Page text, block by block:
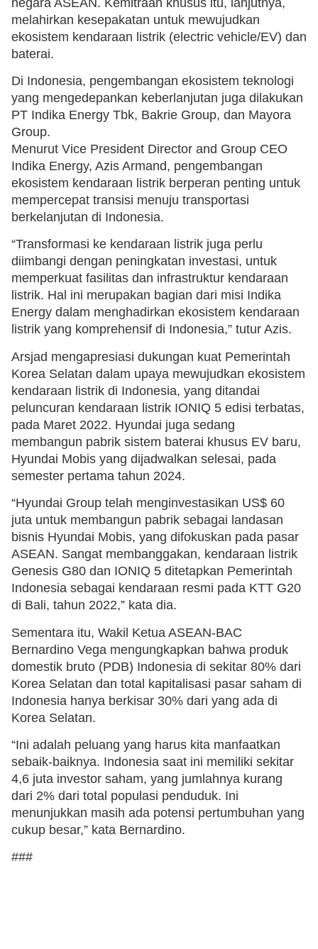
melahirkan kesepakatan untuk mewujudkan
ekosistem kendaraan listrik (electric vehicle/EV) dan
baterai.
Di Indonesia, pengembangan ekosistem teknologi
yang mengedepankan keberlanjutan juga dilakukan
PT Indika Energy Tbk, Bakrie Group, dan Mayora
Group.
Menurut Vice President Director and Group CEO
Indika Energy, Azis Armand, pengembangan
ekosistem kendaraan listrik berperan penting untuk
mempercepat transisi menuju transportasi
berkelanjutan di Indonesia.
“Transformasi ke kendaraan listrik juga perlu
diimbangi dengan peningkatan investasi, untuk
memperkuat fasilitas dan infrastruktur kendaraan
listrik. Hal ini merupakan bagian dari misi Indika
Energy dalam menghadirkan ekosistem kendaraan
listrik yang komprehensif di Indonesia,” tutur Azis.
Arsjad mengapresiasi dukungan kuat Pemerintah
Korea Selatan dalam upaya mewujudkan ekosistem
kendaraan listrik di Indonesia, yang ditandai
peluncuran kendaraan listrik IONIQ 5 edisi terbatas,
pada Maret 2022. Hyundai juga sedang
membangun pabrik sistem baterai khusus EV baru,
Hyundai Mobis yang dijadwalkan selesai, pada
semester pertama tahun 2024.
“Hyundai Group telah menginvestasikan US$ 60
juta untuk membangun pabrik sebagai landasan
bisnis Hyundai Mobis, yang difokuskan pada pasar
ASEAN. Sangat membanggakan, kendaraan listrik
Genesis G80 dan IONIQ 5 ditetapkan Pemerintah
Indonesia sebagai kendaraan resmi pada KTT G20
di Bali, tahun 2022,” kata dia.
Sementara itu, Wakil Ketua ASEAN-BAC
Bernardino Vega mengungkapkan bahwa produk
domestik bruto (PDB) Indonesia di sekitar 80% dari
Korea Selatan dan total kapitalisasi pasar saham di
Indonesia hanya berkisar 30% dari yang ada di
Korea Selatan.
“Ini adalah peluang yang harus kita manfaatkan
sebaik-baiknya. Indonesia saat ini memiliki sekitar
4,6 juta investor saham, yang jumlahnya kurang
dari 2% dari total populasi penduduk. Ini
menunjukkan masih ada potensi pertumbuhan yang
cukup besar,” kata Bernardino.
###